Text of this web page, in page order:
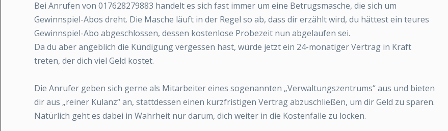
Bei Anrufen von 017628279883 handelt es sich fast immer um eine Betrugsmasche, die sich um
Gewinnspiel-Abos dreht. Die Masche läuft in der Regel so ab, dass dir erzählt wird, du hättest ein teures
Gewinnspiel-Abo abgeschlossen, dessen kostenlose Probezeit nun abgelaufen sei.
Da du aber angeblich die Kündigung vergessen hast, würde jetzt ein 24-monatiger Vertrag in Kraft
treten, der dich viel Geld kostet.
Die Anrufer geben sich gerne als Mitarbeiter eines sogenannten „Verwaltungszentrums“ aus und bieten
dir aus „reiner Kulanz“ an, stattdessen einen kurzfristigen Vertrag abzuschließen, um dir Geld zu sparen.
Natürlich geht es dabei in Wahrheit nur darum, dich weiter in die Kostenfalle zu locken.